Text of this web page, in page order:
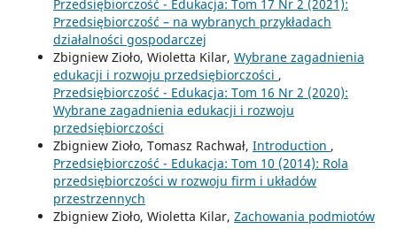
Przedsiębiorczość - Edukacja: Tom 17 Nr 2 (2021):
Przedsiębiorczość – na wybranych przykładach
działalności gospodarczej
Zbigniew Zioło, Wioletta Kilar, Wybrane zagadnienia
edukacji i rozwoju przedsiębiorczości ,
Przedsiębiorczość - Edukacja: Tom 16 Nr 2 (2020):
Wybrane zagadnienia edukacji i rozwoju
przedsiębiorczości
Zbigniew Zioło, Tomasz Rachwał, Introduction ,
Przedsiębiorczość - Edukacja: Tom 10 (2014): Rola
przedsiębiorczości w rozwoju firm i układów
przestrzennych
Zbigniew Zioło, Wioletta Kilar, Zachowania podmiotów